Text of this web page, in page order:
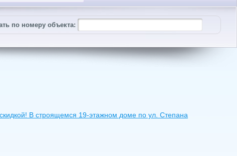
по номеру объекта:
В строящемся 19-этажном доме по ул. Степана